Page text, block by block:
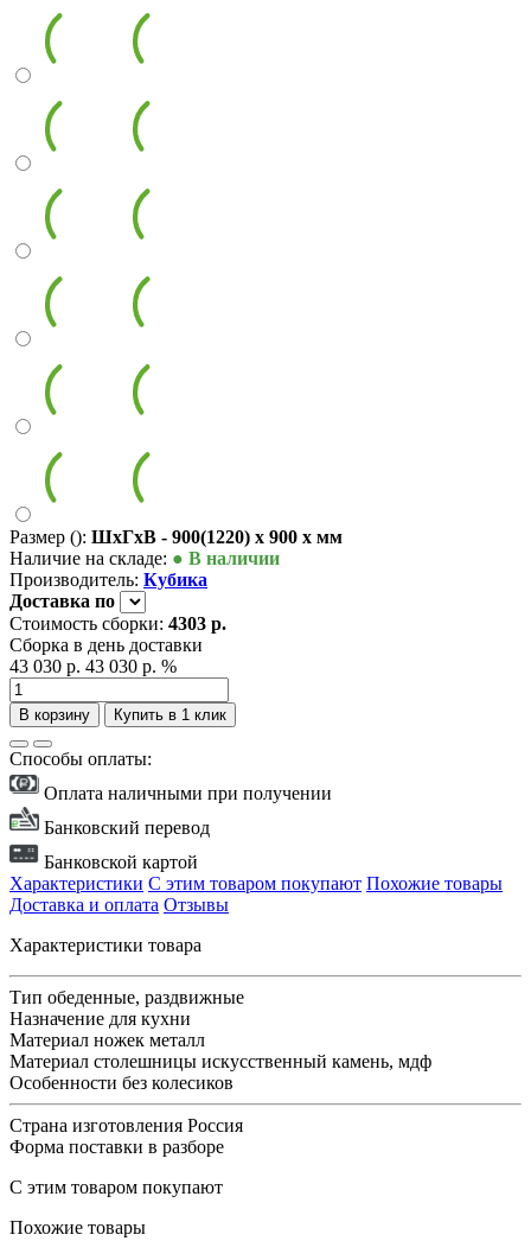
Размер (): ШxГxВ - 900(1220) x 900 x мм
Наличие на складе: ● В наличии
Производитель: Кубика
Доставка по
Стоимость сборки: 4303 р.
Сборка в день доставки
43 030 р. 43 030 р. %
В корзину Купить в 1 клик
Способы оплаты:
Оплата наличными при получении
Банковский перевод
Банковской картой
Характеристики С этим товаром покупают Похожие товары
Доставка и оплата Отзывы
Характеристики товара
Тип обеденные, раздвижные
Назначение для кухни
Материал ножек металл
Материал столешницы искусственный камень, мдф
Особенности без колесиков
Страна изготовления Россия
Форма поставки в разборе
С этим товаром покупают
Похожие товары